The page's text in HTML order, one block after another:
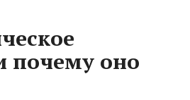
почему оно